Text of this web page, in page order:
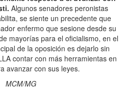
Algunos senadores peronistas
se siente un precedente que
enfermo que sesione desde su
mayorías para el oficialismo, en el
de la oposición es dejarlo sin
contar con más herramientas en
avanzar con sus leyes.
MCM/MG